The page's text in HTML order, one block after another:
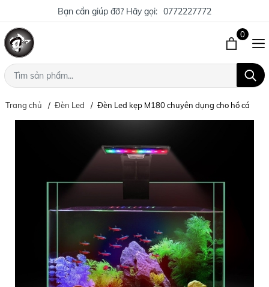
Bạn cần giúp đỡ? Hãy gọi: 0772227772
0
Trang chủ Đèn Led Đèn Led kẹp M180 chuyên dụng cho hồ cá